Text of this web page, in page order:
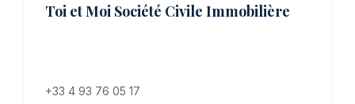
Toi et Moi Société Civile Immobilière
+33 4 93 76 05 17